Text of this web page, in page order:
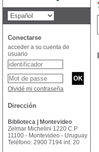
Conectarse
acceder a su cuenta de
usuario
Olvidé mi contraseña
Dirección
Biblioteca | Montevideo
Zelmar Michelini 1220 C.P
11100 - Montevideo - Uruguay
Teléfono: 2900 7194 int. 20